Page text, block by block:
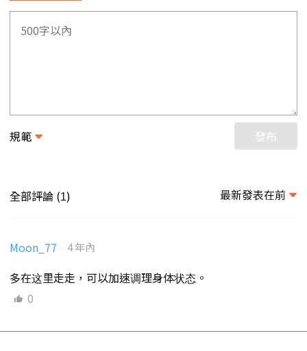
規範 發布
全部評論 (1) 最新發表在前
Moon_77 4 年內
多在这里走走，可以加速调理身体状态。
0